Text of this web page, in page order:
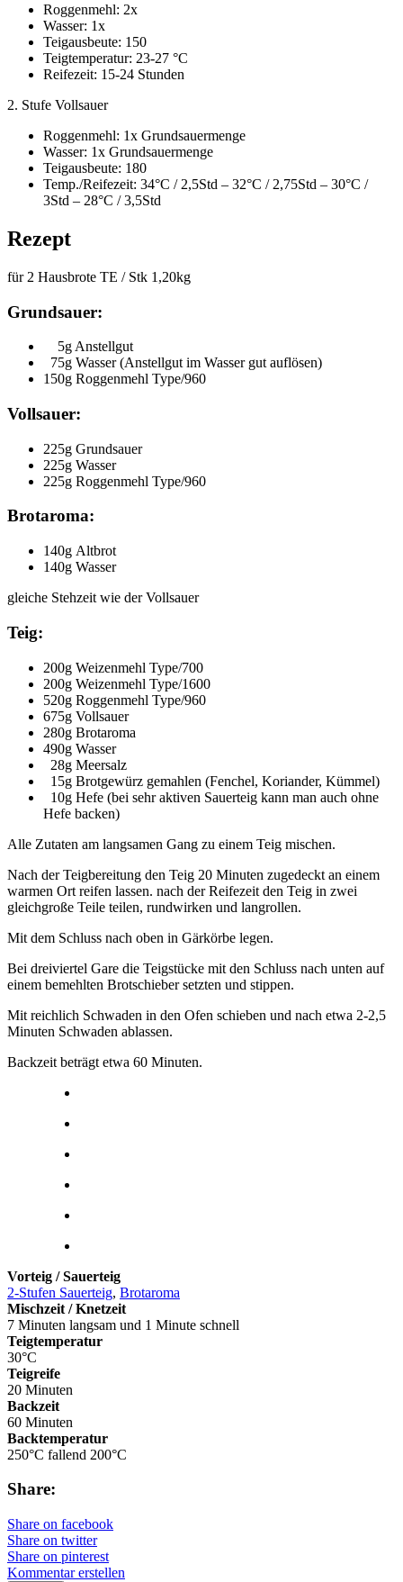
Roggenmehl: 2x
Wasser: 1x
Teigausbeute: 150
Teigtemperatur: 23-27 °C
Reifezeit: 15-24 Stunden
2. Stufe Vollsauer
Roggenmehl: 1x Grundsauermenge
Wasser: 1x Grundsauermenge
Teigausbeute: 180
Temp./Reifezeit: 34°C / 2,5Std – 32°C / 2,75Std – 30°C /
3Std – 28°C / 3,5Std
Rezept
für 2 Hausbrote TE / Stk 1,20kg
Grundsauer:
5g Anstellgut
75g Wasser (Anstellgut im Wasser gut auflösen)
150g Roggenmehl Type/960
Vollsauer:
225g Grundsauer
225g Wasser
225g Roggenmehl Type/960
Brotaroma:
140g Altbrot
140g Wasser
gleiche Stehzeit wie der Vollsauer
Teig:
200g Weizenmehl Type/700
200g Weizenmehl Type/1600
520g Roggenmehl Type/960
675g Vollsauer
280g Brotaroma
490g Wasser
28g Meersalz
15g Brotgewürz gemahlen (Fenchel, Koriander, Kümmel)
10g Hefe (bei sehr aktiven Sauerteig kann man auch ohne
Hefe backen)
Alle Zutaten am langsamen Gang zu einem Teig mischen.
Nach der Teigbereitung den Teig 20 Minuten zugedeckt an einem
warmen Ort reifen lassen. nach der Reifezeit den Teig in zwei
gleichgroße Teile teilen, rundwirken und langrollen.
Mit dem Schluss nach oben in Gärkörbe legen.
Bei dreiviertel Gare die Teigstücke mit den Schluss nach unten auf
einem bemehlten Brotschieber setzten und stippen.
Mit reichlich Schwaden in den Ofen schieben und nach etwa 2-2,5
Minuten Schwaden ablassen.
Backzeit beträgt etwa 60 Minuten.
Vorteig / Sauerteig
2-Stufen Sauerteig, Brotaroma
Mischzeit / Knetzeit
7 Minuten langsam und 1 Minute schnell
Teigtemperatur
30°C
Teigreife
20 Minuten
Backzeit
60 Minuten
Backtemperatur
250°C fallend 200°C
Share:
Share on facebook
Share on twitter
Share on pinterest
Kommentar erstellen